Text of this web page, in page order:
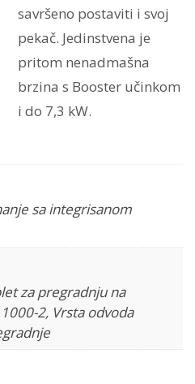
savršeno postaviti i svoj
pekač. Jedinstvena je
pritom nenadmašna
brzina s Booster učinkom
i do 7,3 kW.
sa integrisanom
za pregradnju na
2, Vrsta odvoda